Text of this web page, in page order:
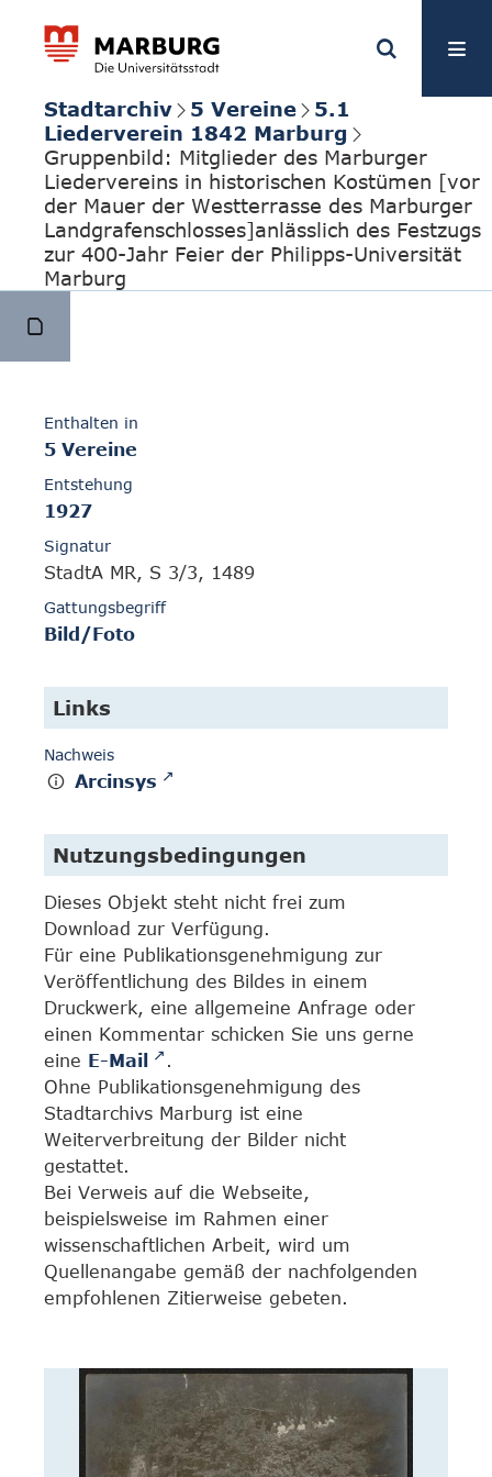
Stadtarchiv 5 Vereine
5.1
Liederverein 1842 Marburg
Gruppenbild: Mitglieder des Marburger
Liedervereins in historischen Kostümen [vor
der Mauer der Westterrasse des Marburger
Landgrafenschlosses]anlässlich des Festzugs
zur 400-Jahr Feier der Philipps-Universität
Marburg
Enthalten in
5 Vereine
Entstehung
1927
Signatur
StadtA MR, S 3/3, 1489
Gattungsbegriff
Bild/Foto
Links
Nachweis
Arcinsys
Nutzungsbedingungen
Dieses Objekt steht nicht frei zum
Download zur Verfügung.
Für eine Publikationsgenehmigung zur
Veröffentlichung des Bildes in einem
Druckwerk, eine allgemeine Anfrage oder
einen Kommentar schicken Sie uns gerne
eine E-Mail
.
Ohne Publikationsgenehmigung des
Stadtarchivs Marburg ist eine
Weiterverbreitung der Bilder nicht
gestattet.
Bei Verweis auf die Webseite,
beispielsweise im Rahmen einer
wissenschaftlichen Arbeit, wird um
Quellenangabe gemäß der nachfolgenden
empfohlenen Zitierweise gebeten.